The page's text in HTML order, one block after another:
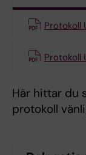
Protokoll
Protokoll
Här hittar du
protokoll